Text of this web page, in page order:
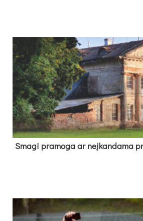
Sma­gi pra­mo­ga ar neį­kan­da­ma